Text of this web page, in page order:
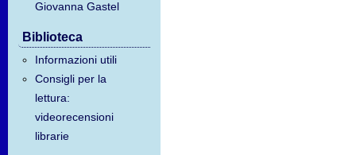
Giovanna Gastel
Biblioteca
Informazioni utili
Consigli per la
lettura:
videorecensioni
librarie